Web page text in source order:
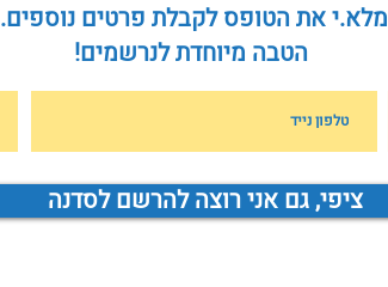
מלא.י את הטופס לקבלת פרטים נוספים.
הטבה מיוחדת לנרשמים!
ציפי, גם אני רוצה להרשם לסדנה